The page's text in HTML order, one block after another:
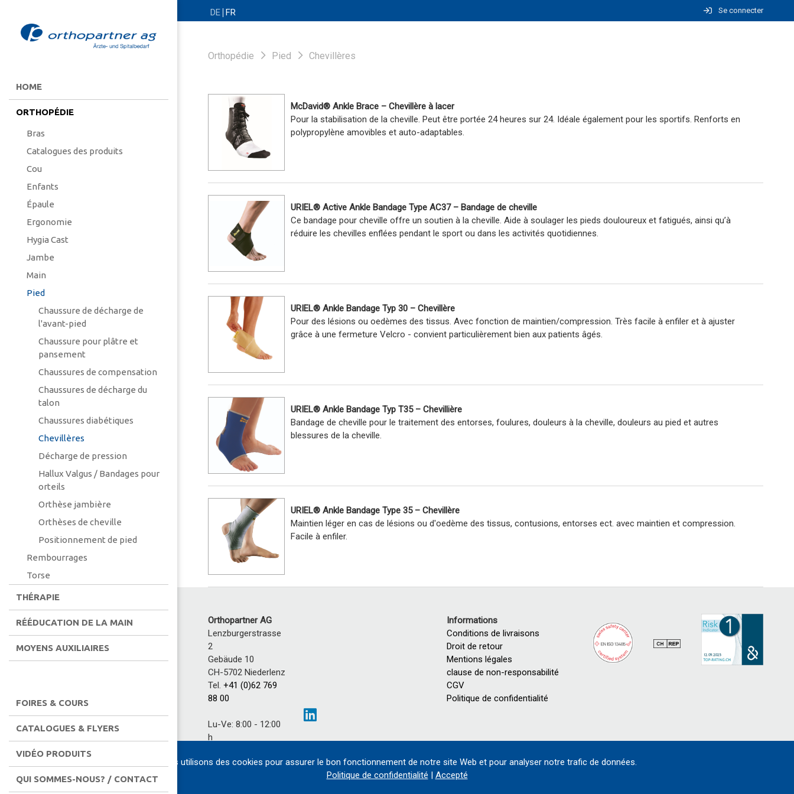
DE FR Se connecter
HOME
ORTHOPÉDIE
Bras
Catalogues des produits
Cou
Enfants
Épaule
Ergonomie
Hygia Cast
Jambe
Main
Pied
Chaussure de décharge de
l'avant-pied
Chaussure pour plâtre et
pansement
Chaussures de compensation
Chaussures de décharge du
talon
Chaussures diabétiques
Chevillères
Décharge de pression
Hallux Valgus / Bandages pour
orteils
Orthèse jambière
Orthèses de cheville
Positionnement de pied
Rembourrages
Torse
THÉRAPIE
RÉÉDUCATION DE LA MAIN
MOYENS AUXILIAIRES
FOIRES & COURS
CATALOGUES & FLYERS
VIDÉO PRODUITS
QUI SOMMES-NOUS? / CONTACT
Orthopédie Pied Chevillères
McDavid® Ankle Brace – Chevillère à lacer
Pour la stabilisation de la cheville. Peut être portée 24 heures sur 24. Idéale également pour les sportifs. Renforts en
polypropylène amovibles et auto-adaptables.
URIEL® Active Ankle Bandage Type AC37 – Bandage de cheville
Ce bandage pour cheville offre un soutien à la cheville. Aide à soulager les pieds douloureux et fatigués, ainsi qu’à
réduire les chevilles enflées pendant le sport ou dans les activités quotidiennes.
URIEL® Ankle Bandage Typ 30 – Chevillère
Pour des lésions ou oedèmes des tissus. Avec fonction de maintien/compression. Très facile à enfiler et à ajuster
grâce à une fermeture Velcro - convient particulièrement bien aux patients âgés.
URIEL® Ankle Bandage Typ T35 – Chevillière
Bandage de cheville pour le traitement des entorses, foulures, douleurs à la cheville, douleurs au pied et autres
blessures de la cheville.
URIEL® Ankle Bandage Type 35 – Chevillère
Maintien léger en cas de lésions ou d'oedème des tissus, contusions, entorses ect. avec maintien et compression.
Facile à enfiler.
Orthopartner AG
Lenzburgerstrasse
2
Gebäude 10
CH-5702 Niederlenz
Tel.+41 (0)62 769
88 00
Lu-Ve: 8:00 - 12:00
h
h
Informations
Conditions de livraisons
Droit de retour
Mentions légales
clause de non-responsabilité
CGV
Politique de confidentialité
Nous utilisons des cookies pour assurer le bon fonctionnement de notre site Web et pour analyser notre trafic de données.
Politique de confidentialité | Accepté